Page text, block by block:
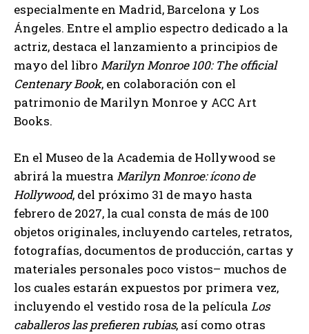
especialmente en Madrid, Barcelona y Los
Ángeles. Entre el amplio espectro dedicado a la
actriz, destaca el lanzamiento a principios de
mayo del libro Marilyn Monroe 100: The official
Centenary Book, en colaboración con el
patrimonio de Marilyn Monroe y ACC Art
Books.
En el Museo de la Academia de Hollywood se
abrirá la muestra Marilyn Monroe: ícono de
Hollywood, del próximo 31 de mayo hasta
febrero de 2027, la cual consta de más de 100
objetos originales, incluyendo carteles, retratos,
fotografías, documentos de producción, cartas y
materiales personales poco vistos– muchos de
los cuales estarán expuestos por primera vez,
incluyendo el vestido rosa de la película Los
caballeros las prefieren rubias, así como otras